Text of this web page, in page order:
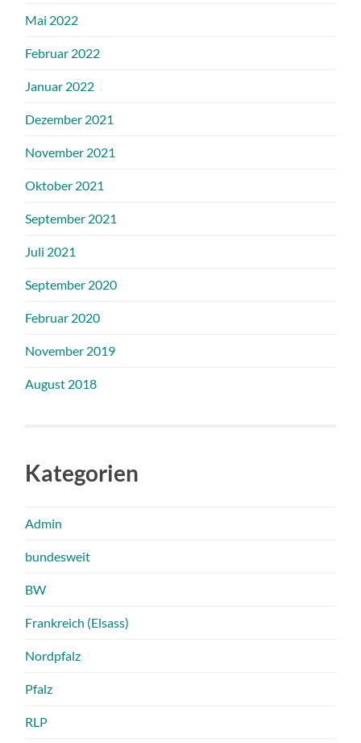
Mai 2022
Februar 2022
Januar 2022
Dezember 2021
November 2021
Oktober 2021
September 2021
Juli 2021
September 2020
Februar 2020
November 2019
August 2018
Kategorien
Admin
bundesweit
BW
Frankreich (Elsass)
Nordpfalz
Pfalz
RLP